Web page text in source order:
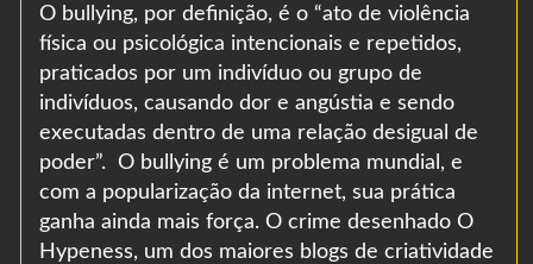
O bullying, por definição, é o “ato de violência
física ou psicológica intencionais e repetidos,
praticados por um indivíduo ou grupo de
indivíduos, causando dor e angústia e sendo
executadas dentro de uma relação desigual de
poder”. O bullying é um problema mundial, e
com a popularização da internet, sua prática
ganha ainda mais força. O crime desenhado O
Hypeness, um dos maiores blogs de criatividade